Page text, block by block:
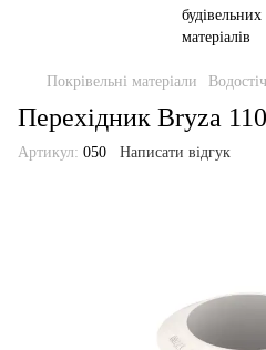
Покрівельні матеріали
Перехідник Bryza
Артикул: 050 Написати відгук